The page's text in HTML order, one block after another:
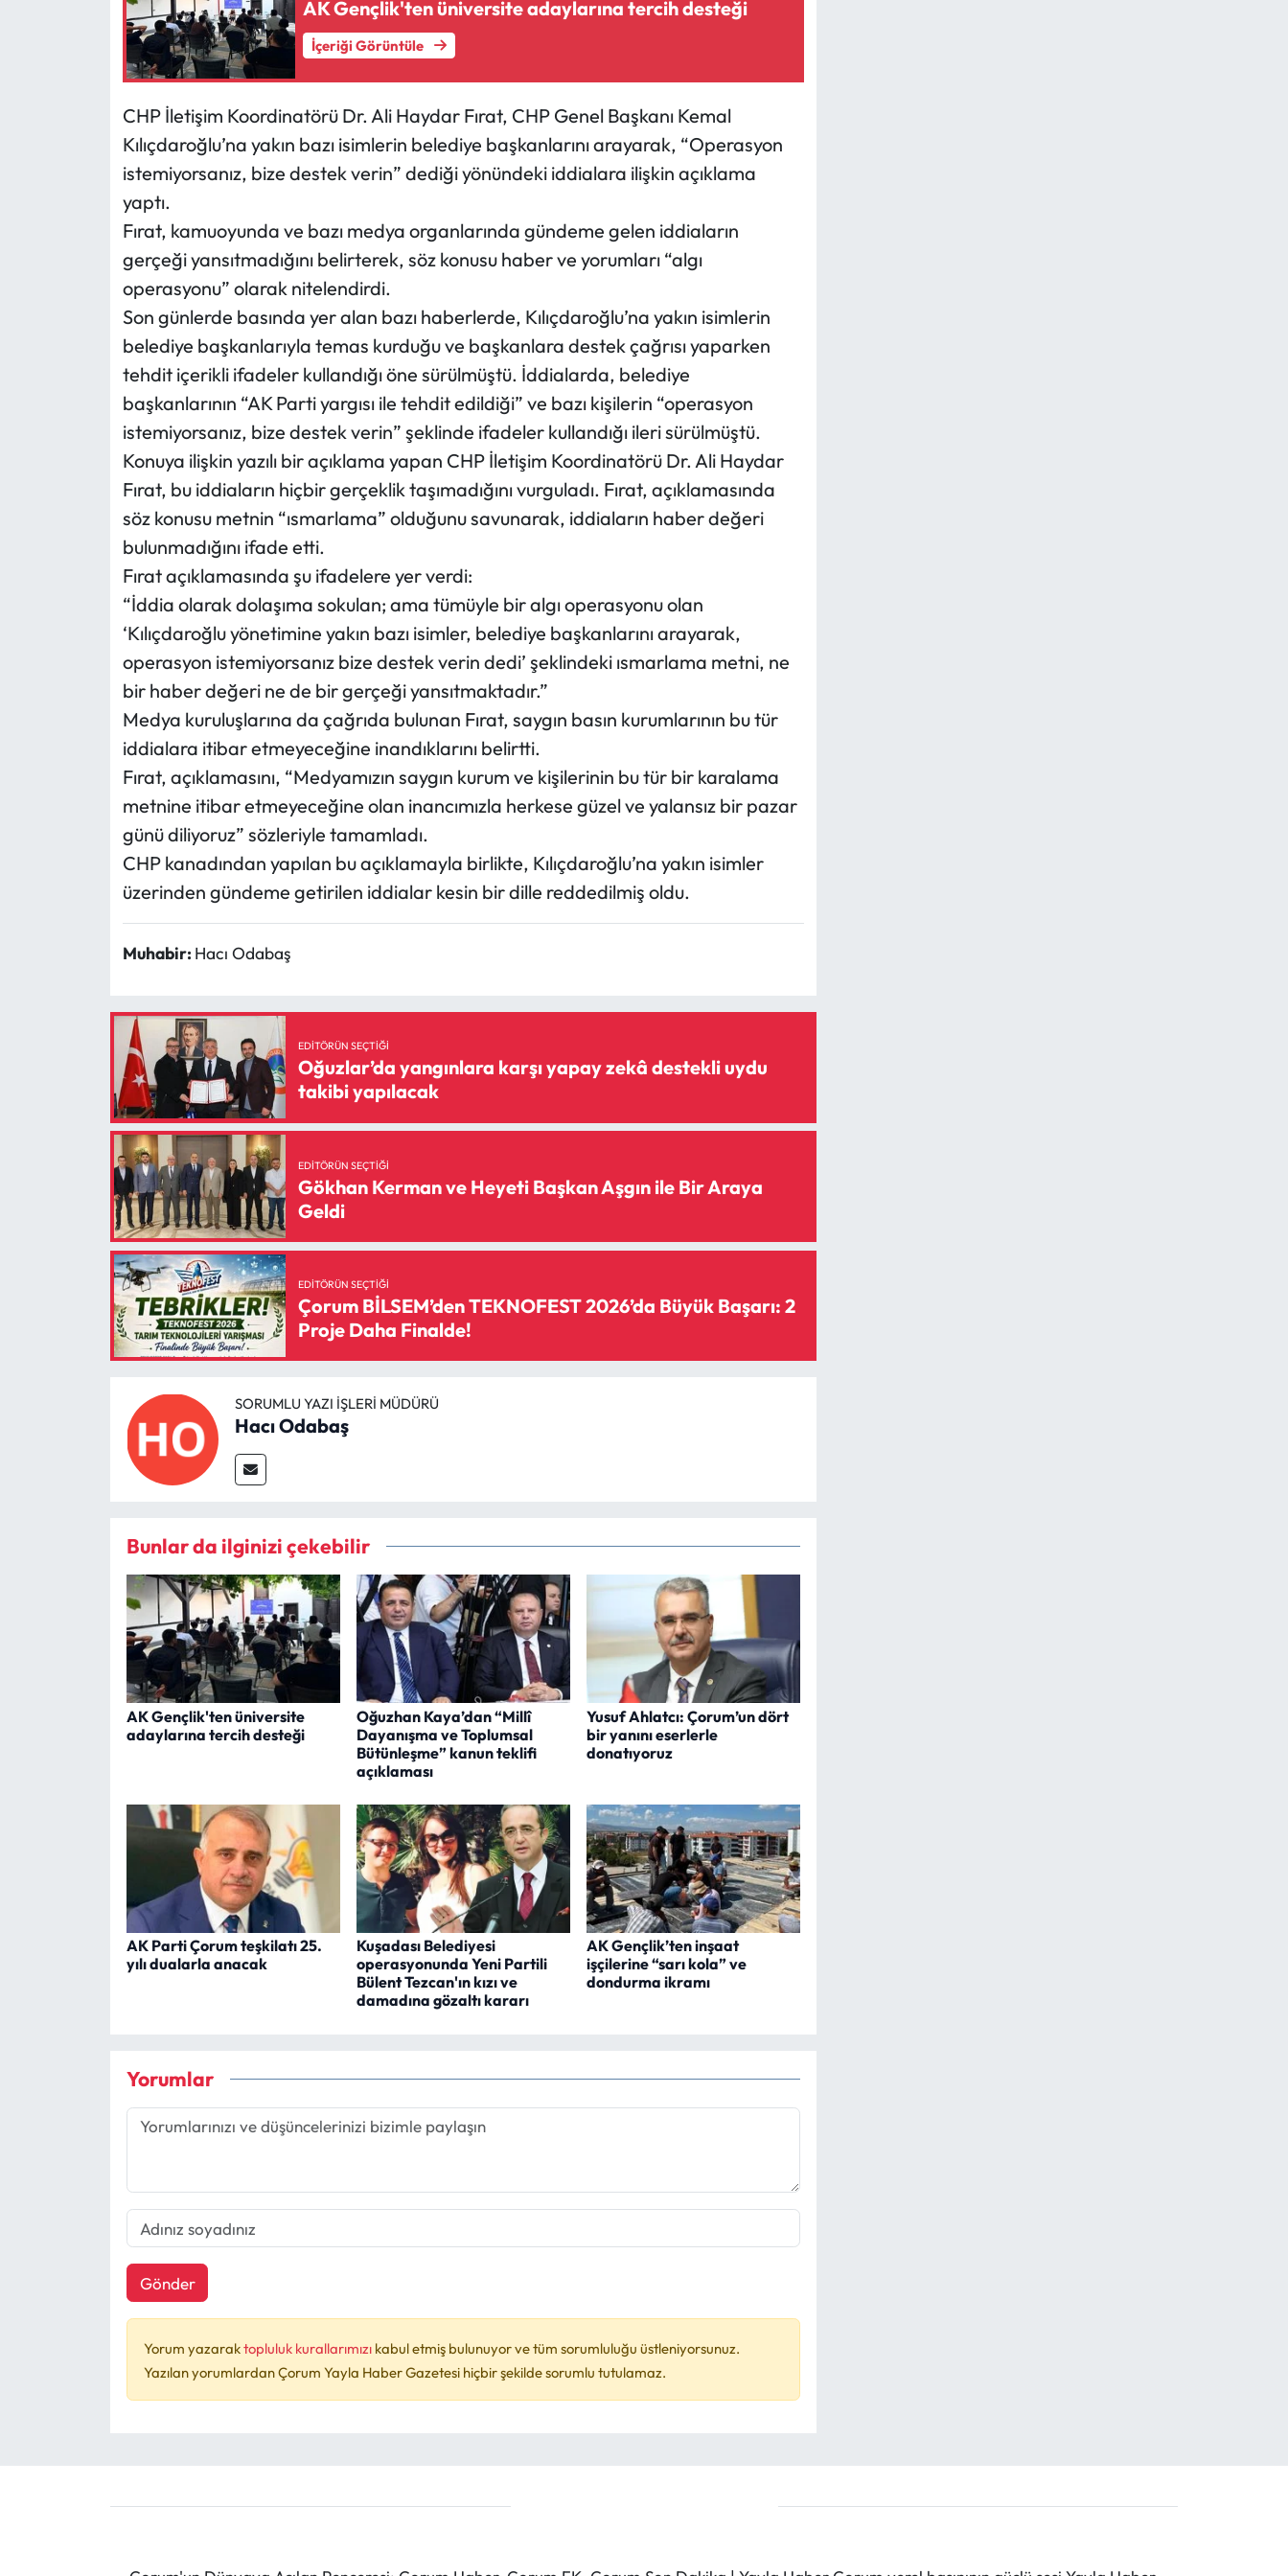
AK Gençlik'ten üniversite adaylarına tercih desteği
İçeriği Görüntüle
CHP İletişim Koordinatörü Dr. Ali Haydar Fırat, CHP Genel Başkanı Kemal
Kılıçdaroğlu’na yakın bazı isimlerin belediye başkanlarını arayarak, “Operasyon
istemiyorsanız, bize destek verin” dediği yönündeki iddialara ilişkin açıklama
yaptı.
Fırat, kamuoyunda ve bazı medya organlarında gündeme gelen iddiaların
gerçeği yansıtmadığını belirterek, söz konusu haber ve yorumları “algı
operasyonu” olarak nitelendirdi.
Son günlerde basında yer alan bazı haberlerde, Kılıçdaroğlu’na yakın isimlerin
belediye başkanlarıyla temas kurduğu ve başkanlara destek çağrısı yaparken
tehdit içerikli ifadeler kullandığı öne sürülmüştü. İddialarda, belediye
başkanlarının “AK Parti yargısı ile tehdit edildiği” ve bazı kişilerin “operasyon
istemiyorsanız, bize destek verin” şeklinde ifadeler kullandığı ileri sürülmüştü.
Konuya ilişkin yazılı bir açıklama yapan CHP İletişim Koordinatörü Dr. Ali Haydar
Fırat, bu iddiaların hiçbir gerçeklik taşımadığını vurguladı. Fırat, açıklamasında
söz konusu metnin “ısmarlama” olduğunu savunarak, iddiaların haber değeri
bulunmadığını ifade etti.
Fırat açıklamasında şu ifadelere yer verdi:
“İddia olarak dolaşıma sokulan; ama tümüyle bir algı operasyonu olan
‘Kılıçdaroğlu yönetimine yakın bazı isimler, belediye başkanlarını arayarak,
operasyon istemiyorsanız bize destek verin dedi’ şeklindeki ısmarlama metni, ne
bir haber değeri ne de bir gerçeği yansıtmaktadır.”
Medya kuruluşlarına da çağrıda bulunan Fırat, saygın basın kurumlarının bu tür
iddialara itibar etmeyeceğine inandıklarını belirtti.
Fırat, açıklamasını, “Medyamızın saygın kurum ve kişilerinin bu tür bir karalama
metnine itibar etmeyeceğine olan inancımızla herkese güzel ve yalansız bir pazar
günü diliyoruz” sözleriyle tamamladı.
CHP kanadından yapılan bu açıklamayla birlikte, Kılıçdaroğlu’na yakın isimler
üzerinden gündeme getirilen iddialar kesin bir dille reddedilmiş oldu.
Muhabir: Hacı Odabaş
EDITÖRÜN SEÇTIĞI
Oğuzlar’da yangınlara karşı yapay zekâ destekli uydu
takibi yapılacak
EDITÖRÜN SEÇTIĞI
Gökhan Kerman ve Heyeti Başkan Aşgın ile Bir Araya
Geldi
EDITÖRÜN SEÇTIĞI
Çorum BİLSEM’den TEKNOFEST 2026’da Büyük Başarı: 2
Proje Daha Finalde!
SORUMLU YAZI İŞLERI MÜDÜRÜ
Hacı Odabaş
Bunlar da ilginizi çekebilir
AK Gençlik'ten üniversite
adaylarına tercih desteği
Oğuzhan Kaya’dan “Millî
Dayanışma ve Toplumsal
Bütünleşme” kanun teklifi
açıklaması
Yusuf Ahlatcı: Çorum’un dört
bir yanını eserlerle
donatıyoruz
AK Parti Çorum teşkilatı 25.
yılı dualarla anacak
Kuşadası Belediyesi
operasyonunda Yeni Partili
Bülent Tezcan'ın kızı ve
damadına gözaltı kararı
AK Gençlik’ten inşaat
işçilerine “sarı kola” ve
dondurma ikramı
Yorumlar
Gönder
Yorum yazaraktopluluk kurallarımızı kabul etmiş bulunuyor ve tüm sorumluluğu üstleniyorsunuz.
Yazılan yorumlardan Çorum Yayla Haber Gazetesi hiçbir şekilde sorumlu tutulamaz.
Mecitözü Haberleri
Ortaköy Haberleri
Osmancık Haberleri
Otomotiv
Resmi İlan
Resmi Reklam
Uğurludağ Haberleri
Yayla Haber
Yemek Tarifleri
Yerel Haberler